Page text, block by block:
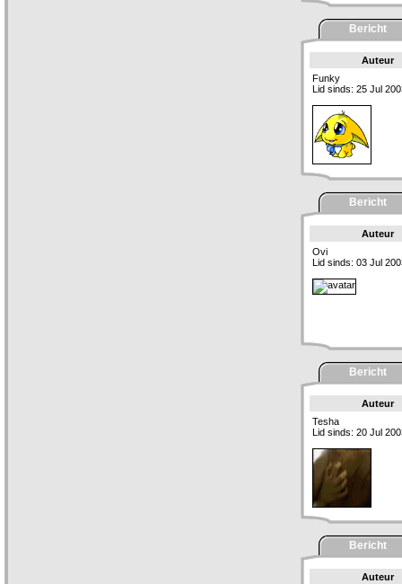
Bericht
Auteur
Funky
Lid sinds: 25 Jul
Bericht
Auteur
Ovi
Lid sinds: 03 Jul
Bericht
Auteur
Tesha
Lid sinds: 20 Jul
Bericht
Auteur